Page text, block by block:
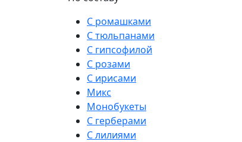
С ромашками
С тюльпанами
С гипсофилой
С розами
С ирисами
Микс
Монобукеты
С герберами
С лилиями